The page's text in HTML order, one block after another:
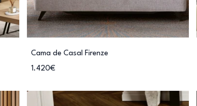
Cama de Casal Firenze
1.420€